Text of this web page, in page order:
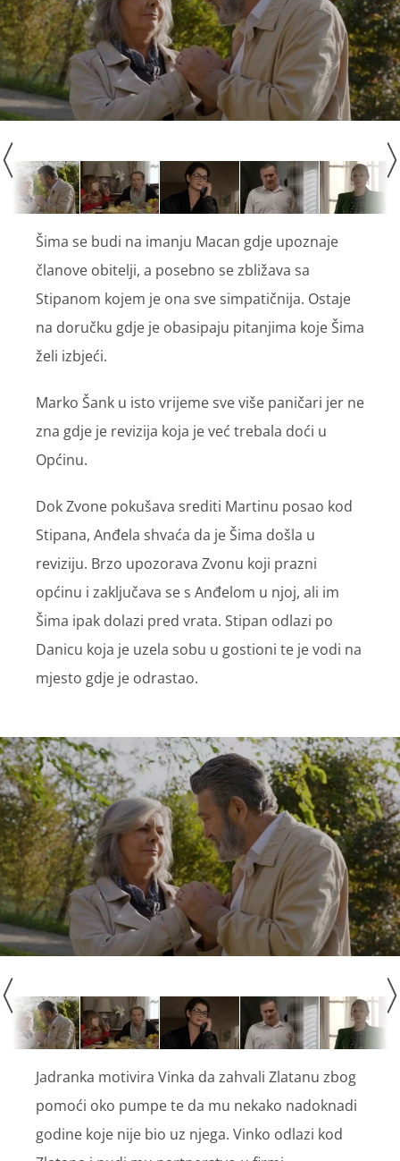
Šima se budi na imanju Macan gdje upoznaje
članove obitelji, a posebno se zbližava sa
Stipanom kojem je ona sve simpatičnija. Ostaje
na doručku gdje je obasipaju pitanjima koje Šima
želi izbjeći.
Marko Šank u isto vrijeme sve više paničari jer ne
zna gdje je revizija koja je već trebala doći u
Općinu.
Dok Zvone pokušava srediti Martinu posao kod
Stipana, Anđela shvaća da je Šima došla u
reviziju. Brzo upozorava Zvonu koji prazni
općinu i zaključava se s Anđelom u njoj, ali im
Šima ipak dolazi pred vrata. Stipan odlazi po
Danicu koja je uzela sobu u gostioni te je vodi na
mjesto gdje je odrastao.
Jadranka motivira Vinka da zahvali Zlatanu zbog
pomoći oko pumpe te da mu nekako nadoknadi
godine koje nije bio uz njega. Vinko odlazi kod